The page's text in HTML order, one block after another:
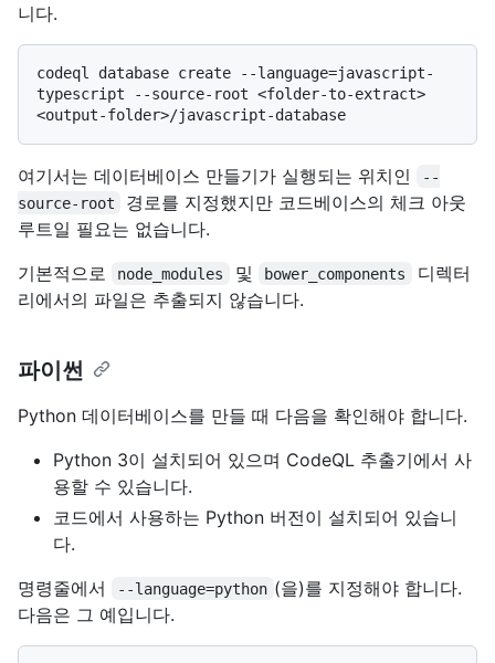
니다.
codeql database create --language=javascript-
typescript --source-root <folder-to-extract>
여기서는 데이터베이스 만들기가 실행되는 위치인
--
source-root
경로를 지정했지만 코드베이스의 체크 아웃
루트일 필요는 없습니다.
기본적으로
node_modules 및 bower_components
디렉터
리에서의 파일은 추출되지 않습니다.
파이썬
Python 데이터베이스를 만들 때 다음을 확인해야 합니다.
Python 3이 설치되어 있으며 CodeQL 추출기에서 사
용할 수 있습니다.
코드에서 사용하는 Python 버전이 설치되어 있습니
다.
명령줄에서
--language=python (을)를 지정해야 합니다.
다음은 그 예입니다.